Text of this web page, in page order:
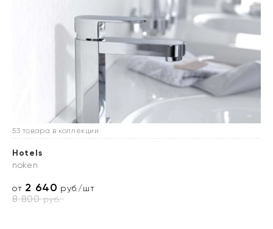
53 товара в коллекции
Hotels
noken
от 2 640 руб./шт
8 800руб.